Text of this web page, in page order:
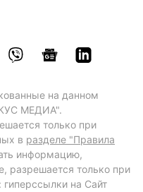
на данном
МЕДИА".
только при
в разделе "Правила
информацию,
разрешается только при
на Сайт